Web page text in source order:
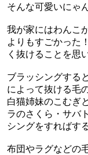
そんな可愛いにゃ
我が家にはわんこ
よりもすごかった
く抜けることを思
ブラッシングする
によって抜ける毛
白猫姉妹のこむぎ
ラのさくら・サバ
シングをすればす
布団やラグなどの